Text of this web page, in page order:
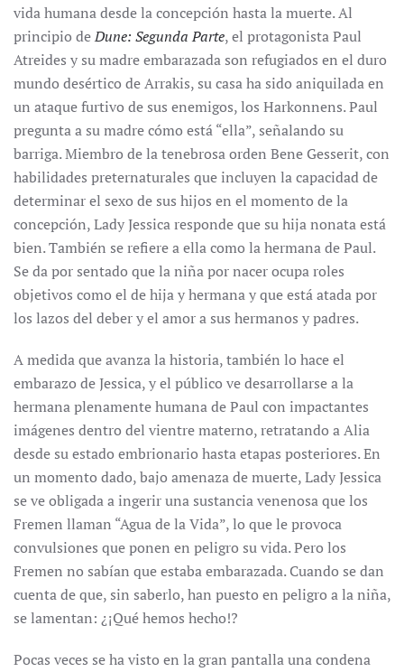
vida humana desde la concepción hasta la muerte. Al
principio deDune: Segunda Parte, el protagonista Paul
Atreides y su madre embarazada son refugiados en el duro
mundo desértico de Arrakis, su casa ha sido aniquilada en
un ataque furtivo de sus enemigos, los Harkonnens. Paul
pregunta a su madre cómo está “ella”, señalando su
barriga. Miembro de la tenebrosa orden Bene Gesserit, con
habilidades preternaturales que incluyen la capacidad de
determinar el sexo de sus hijos en el momento de la
concepción, Lady Jessica responde que su hija nonata está
bien. También se refiere a ella como la hermana de Paul.
Se da por sentado que la niña por nacer ocupa roles
objetivos como el de hija y hermana y que está atada por
los lazos del deber y el amor a sus hermanos y padres.
A medida que avanza la historia, también lo hace el
embarazo de Jessica, y el público ve desarrollarse a la
hermana plenamente humana de Paul con impactantes
imágenes dentro del vientre materno, retratando a Alia
desde su estado embrionario hasta etapas posteriores. En
un momento dado, bajo amenaza de muerte, Lady Jessica
se ve obligada a ingerir una sustancia venenosa que los
Fremen llaman “Agua de la Vida”, lo que le provoca
convulsiones que ponen en peligro su vida. Pero los
Fremen no sabían que estaba embarazada. Cuando se dan
cuenta de que, sin saberlo, han puesto en peligro a la niña,
se lamentan: ¿¡Qué hemos hecho!?
Pocas veces se ha visto en la gran pantalla una condena